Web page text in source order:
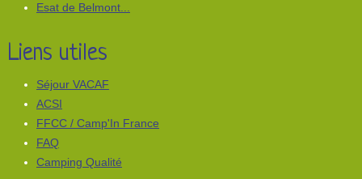
Esat de Belmont...
Liens utiles
Séjour VACAF
ACSI
FFCC / Camp'In France
FAQ
Camping Qualité